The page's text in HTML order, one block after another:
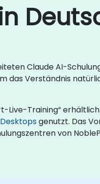
Claude AI-
das Verständnis
Live-Training“
genutzt. Das
von